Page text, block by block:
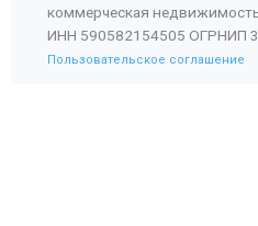
коммерческая
ИНН 590582154505 ОГРНИП
Пользовательское соглашение